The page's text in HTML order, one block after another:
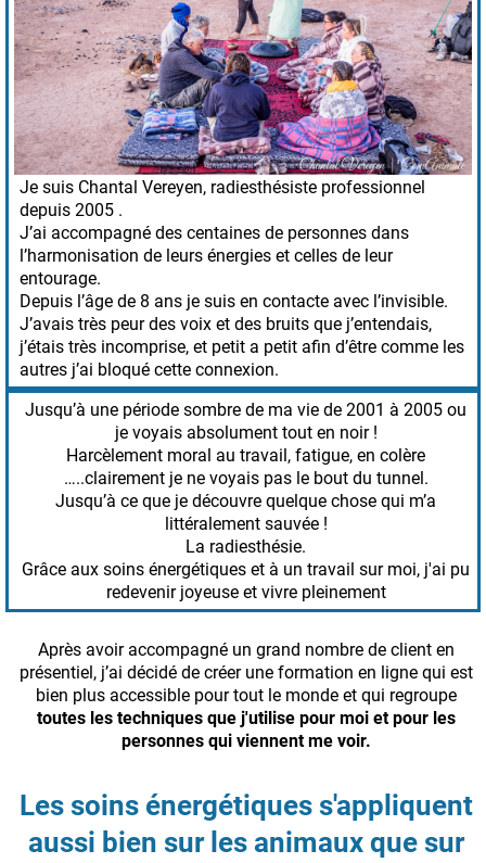
Je suis Chantal Vereyen, radiesthésiste professionnel
depuis 2005 .
J’ai accompagné des centaines de personnes dans
l’harmonisation de leurs énergies et celles de leur
entourage.
Depuis l’âge de 8 ans je suis en contacte avec l’invisible.
J’avais très peur des voix et des bruits que j’entendais,
j’étais très incomprise, et petit a petit afin d’être comme les
autres j’ai bloqué cette connexion.
Jusqu’à une période sombre de ma vie de 2001 à 2005 ou
je voyais absolument tout en noir !
Harcèlement moral au travail, fatigue, en colère
…..clairement je ne voyais pas le bout du tunnel.
Jusqu’à ce que je découvre quelque chose qui m’a
littéralement sauvée !
La radiesthésie.
Grâce aux soins énergétiques et à un travail sur moi, j'ai pu
redevenir joyeuse et vivre pleinement
Après avoir accompagné un grand nombre de client en
présentiel, j’ai décidé de créer une formation en ligne qui est
bien plus accessible pour tout le monde et qui regroupe
toutes les techniques que j'utilise pour moi et pour les
personnes qui viennent me voir.
Les soins énergétiques s'appliquent
aussi bien sur les animaux que sur